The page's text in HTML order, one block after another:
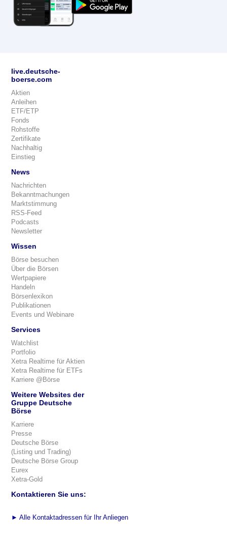
live.deutsche-
boerse.com
Aktien
Anleihen
ETF/ETP
Fonds
Rohstoffe
Zertifikate
Nachhaltig
Einstieg
News
Nachrichten
Bekanntmachungen
Marktstimmung
RSS-Feed
Podcasts
Newsletter
Wissen
Börse besuchen
Über die Börsen
Wertpapiere
Handeln
Börsenlexikon
Publikationen
Events und Webinare
Services
Watchlist
Portfolio
Xetra Realtime für Aktien
Xetra Realtime für ETFs
Karriere @Börse
Weitere Websites der
Gruppe Deutsche
Börse
Karriere
Presse
Deutsche Börse
(Listing und Trading)
Deutsche Börse Group
Eurex
Xetra-Gold
Kontaktieren Sie uns:
► Alle Kontaktadressen für Ihr Anliegen